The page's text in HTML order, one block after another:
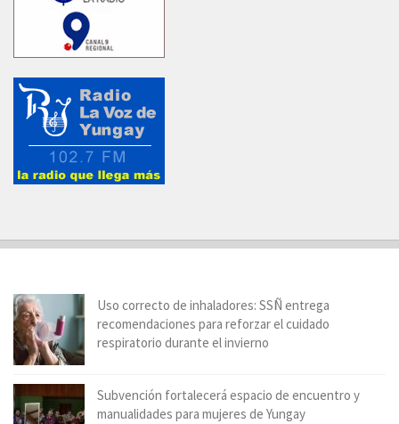
Uso correcto de inhaladores: SSÑ entrega
recomendaciones para reforzar el cuidado
respiratorio durante el invierno
Subvención fortalecerá espacio de encuentro y
manualidades para mujeres de Yungay